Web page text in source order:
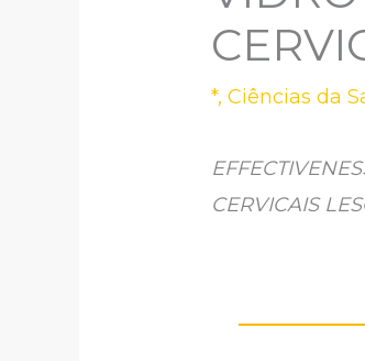
*,Ciências da
CERVICAIS